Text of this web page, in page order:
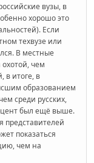
вузы, в
хорошо это
Если
техвузе или
В местные
чем
в итоге, в
образованием
среди русских,
был ещё выше.
представителей
показаться
чем на